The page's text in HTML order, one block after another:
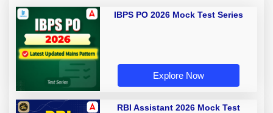
IBPS PO 2026 Mock Test Series
Explore Now
RBI Assistant 2026 Mock Test